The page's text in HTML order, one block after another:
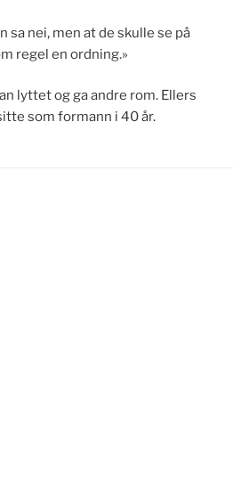
sa nei, men at de skulle se på
regel en ordning.»
lyttet og ga andre rom. Ellers
som formann i 40 år.